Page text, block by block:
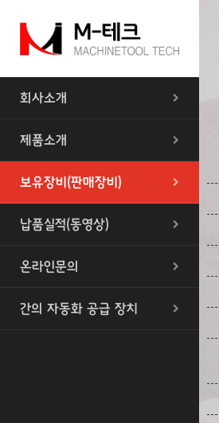
회사소개
제품소개
보유장비(판매장비)
납품실적(동영상)
온라인문의
간의 자동화 공급 장치